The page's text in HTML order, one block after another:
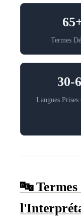
Termes
30-
Langues Prises
🔤